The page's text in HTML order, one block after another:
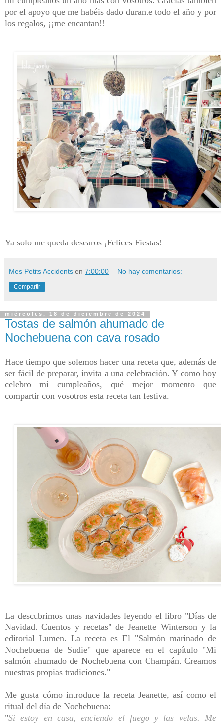
por el apoyo que me habéis dado durante todo el año y por
los regalos, ¡¡me encantan!!
Ya solo me queda desearos ¡Felices Fiestas!
Mes Petits Accidents en 7:00:00 No hay comentarios:
Compartir
miércoles, 18 de diciembre de 2024
Tostas de salmón ahumado de
Nochebuena con cava rosado
Hace tiempo que solemos hacer una receta que, además de
ser fácil de preparar, invita a una celebración. Y como hoy
celebro mi cumpleaños, qué mejor momento que
compartir con vosotros esta receta tan festiva.
La descubrimos unas navidades leyendo el libro "Días de
Navidad. Cuentos y recetas" de Jeanette Winterson y la
editorial Lumen. La receta es El "Salmón marinado de
Nochebuena de Sudie" que aparece en el capítulo "Mi
salmón ahumado de Nochebuena con Champán. Creamos
nuestras propias tradiciones."
Me gusta cómo introduce la receta Jeanette, así como el
ritual del día de Nochebuena:
"Si estoy en casa, enciendo el fuego y las velas. Me